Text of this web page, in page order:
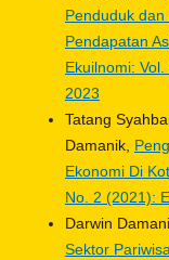
Penduduk
Pendapatan
Ekuilnomi:
2023
Tatang
Damanik,
Ekonomi Di
No. 2 (2021):
Darwin
Sektor